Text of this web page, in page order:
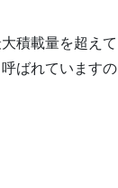
積載量を超えて
ばれていますの